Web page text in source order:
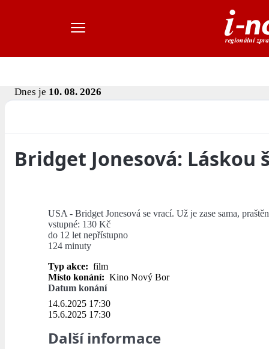
Dnes je 10. 08. 2026
Bridget Jonesová: Láskou
USA - Bridget Jonesová se vrací. Už je zase sama,
vstupné: 130 Kč
do 12 let nepřístupno
124 minuty
Typ akce: film
Místo konání: Kino Nový Bor
Datum konání
14.6.2025 17:30
15.6.2025 17:30
Další informace